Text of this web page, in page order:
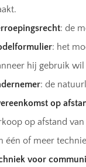
: de
: het
hij gebruik
: de
op
op afstand
één of meer
voor